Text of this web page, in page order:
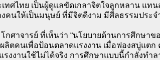
เทศไทย เป็นผู้ดูแลขัดเกลาจิตใจลูกหลาน แ
คนให้เป็นมนุษย์ ที่มีจิตดีงาม มีศีลธรรมประจ
ศาจารย์ ที่เห็นว่า “นโยบายด้านการศึกษาข
ผลิตคนเพื่อป้อนตลาดแรงงาน เมื่อฟองสบู่แต
งงานใช้ไม่ได้จริง การศึกษาแบบนี้กำลังทำ